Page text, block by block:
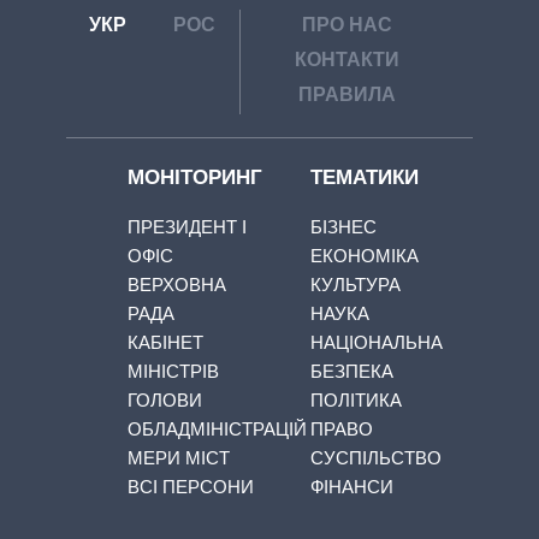
УКР РОС
ПРО НАС
КОНТАКТИ
ПРАВИЛА
МОНІТОРИНГ
ПРЕЗИДЕНТ І
ОФІС
ВЕРХОВНА
РАДА
КАБІНЕТ
МІНІСТРІВ
ГОЛОВИ
ОБЛАДМІНІСТРАЦІЙ
МЕРИ МІСТ
ВСІ ПЕРСОНИ
ТЕМАТИКИ
БІЗНЕС
ЕКОНОМІКА
КУЛЬТУРА
НАУКА
НАЦІОНАЛЬНА
БЕЗПЕКА
ПОЛІТИКА
ПРАВО
СУСПІЛЬСТВО
ФІНАНСИ